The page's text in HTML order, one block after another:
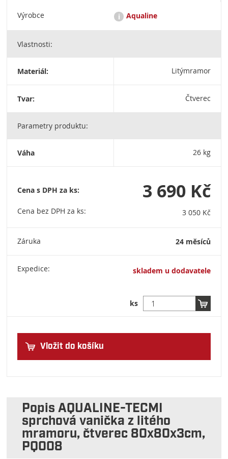
Výrobce i Aqualine
Aqualine je český distribuční koncept zařizovacích sanitárních
koupelny. UBC s.r.o. Mělnická 87, 250 65 Líbeznice u Prahy
(+420) 283 090 762 (758), info@aqualine.cz
Vlastnosti:
Materiál: Litýmramor
Tvar: Čtverec
Parametry produktu:
Váha 26 kg
Cena s DPH za ks:
Cena bez DPH za ks:
3 690 Kč
3 050 Kč
Záruka 24 měsíců
Expedice: skladem u dodavatele
ks
Vložit do košíku
Popis AQUALINE-TECMI
sprchová vanička z litého
mramoru, čtverec 80x80x3cm,
PQ008